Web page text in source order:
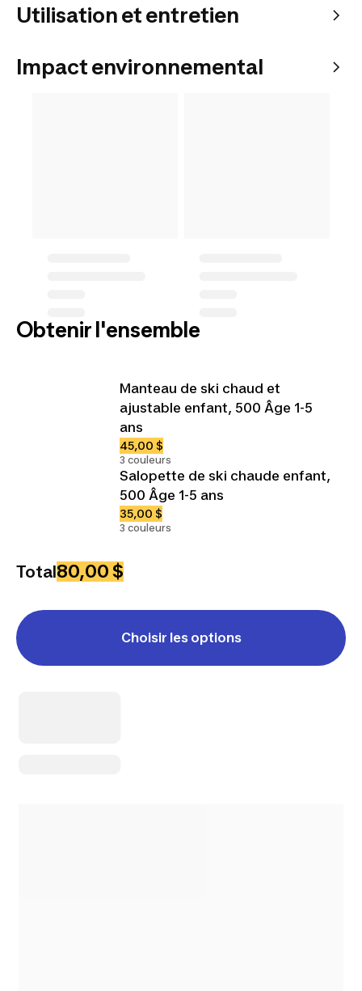
Utilisation et entretien
Impact environnemental
Obtenir l'ensemble
Manteau de ski chaud et
ajustable enfant, 500 Âge 1-5
ans
45,00 $
3 couleurs
Salopette de ski chaude enfant,
500 Âge 1-5 ans
35,00 $
3 couleurs
Total80,00 $
Choisir les options